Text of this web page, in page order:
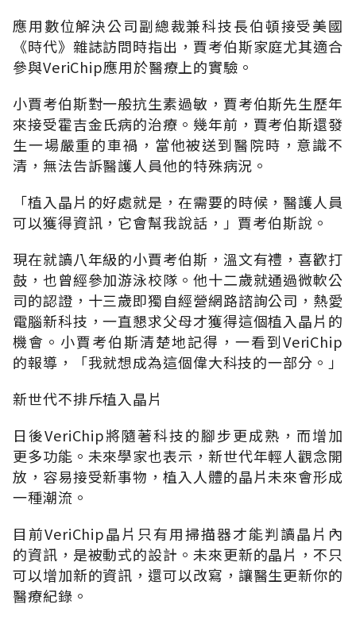
應用數位解決公司副總裁兼科技長伯頓接受美國
《時代》雜誌訪問時指出，賈考伯斯家庭尤其適合
參與VeriChip應用於醫療上的實驗。
小賈考伯斯對一般抗生素過敏，賈考伯斯先生歷年
來接受霍吉金氏病的治療。幾年前，賈考伯斯還發
生一場嚴重的車禍，當他被送到醫院時，意識不
清，無法告訴醫護人員他的特殊病況。
「植入晶片的好處就是，在需要的時候，醫護人員
可以獲得資訊，它會幫我說話，」賈考伯斯說。
現在就讀八年級的小賈考伯斯，溫文有禮，喜歡打
鼓，也曾經參加游泳校隊。他十二歲就通過微軟公
司的認證，十三歲即獨自經營網路諮詢公司，熱愛
電腦新科技，一直懇求父母才獲得這個植入晶片的
機會。小賈考伯斯清楚地記得，一看到VeriChip
的報導，「我就想成為這個偉大科技的一部分。」
新世代不排斥植入晶片
日後VeriChip將隨著科技的腳步更成熟，而增加
更多功能。未來學家也表示，新世代年輕人觀念開
放，容易接受新事物，植入人體的晶片未來會形成
一種潮流。
目前VeriChip晶片只有用掃描器才能判讀晶片內
的資訊，是被動式的設計。未來更新的晶片，不只
可以增加新的資訊，還可以改寫，讓醫生更新你的
醫療紀錄。